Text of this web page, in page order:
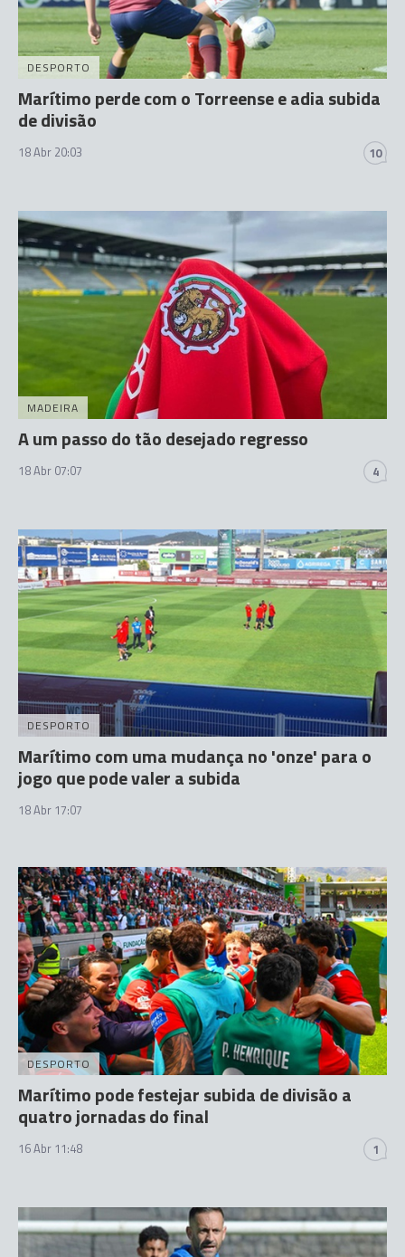
DESPORTO
Marítimo perde com o Torreense e adia subida
de divisão
18 Abr 20:03 10
MADEIRA
A um passo do tão desejado regresso
18 Abr 07:07 4
DESPORTO
Marítimo com uma mudança no 'onze' para o
jogo que pode valer a subida
18 Abr 17:07
DESPORTO
Marítimo pode festejar subida de divisão a
quatro jornadas do final
16 Abr 11:48 1